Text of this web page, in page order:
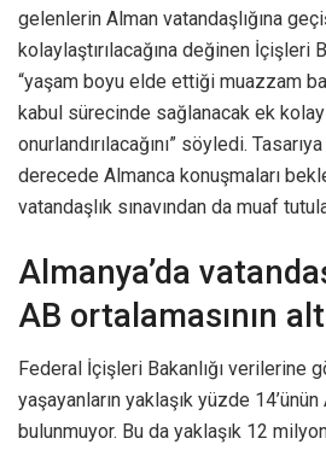
gelenlerin Alman vatandaşlığına
kolaylaştırılacağına değinen İçişleri
“yaşam boyu elde ettiği muazzam
kabul sürecinde sağlanacak ek
onurlandırılacağını” söyledi.
derecede Almanca konuşmaları
vatandaşlık sınavından da muaf
Almanya’da
AB ortalamasının
Federal İçişleri Bakanlığı verilerine
yaşayanların yaklaşık yüzde
bulunmuyor. Bu da yaklaşık 12